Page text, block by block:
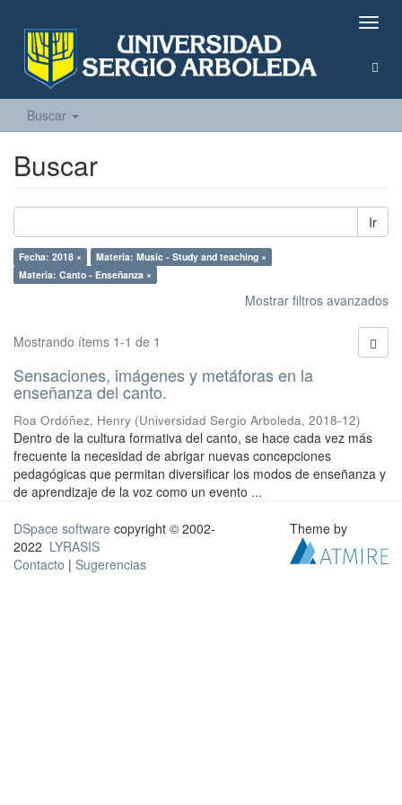
Buscar
Buscar
Ir
Fecha: 2018 ×
Materia: Music - Study and teaching ×
Materia: Canto - Enseñanza ×
Mostrar filtros avanzados
Mostrando ítems 1-1 de 1
Sensaciones, imágenes y metáforas en la
enseñanza del canto.
Roa Ordóñez, Henry (Universidad Sergio Arboleda, 2018-12)
Dentro de la cultura formativa del canto, se hace cada vez más
frecuente la necesidad de abrigar nuevas concepciones
pedagógicas que permitan diversificar los modos de enseñanza y
de aprendizaje de la voz como un evento ...
DSpace software copyright © 2002-
2022 LYRASIS
Contacto | Sugerencias
Theme by